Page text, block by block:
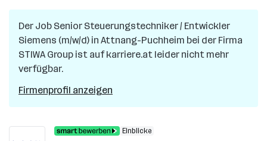
Der Job Senior Steuerungstechniker / Entwickler
Siemens (m/w/d) in Attnang-Puchheim bei der Firma
STIWA Group ist auf karriere.at leider nicht mehr
verfügbar.
Firmenprofil anzeigen
Einblicke